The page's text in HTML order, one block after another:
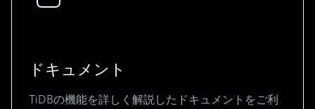
ドキュメント
TiDBの機能を詳しく解説したドキュメントをご利